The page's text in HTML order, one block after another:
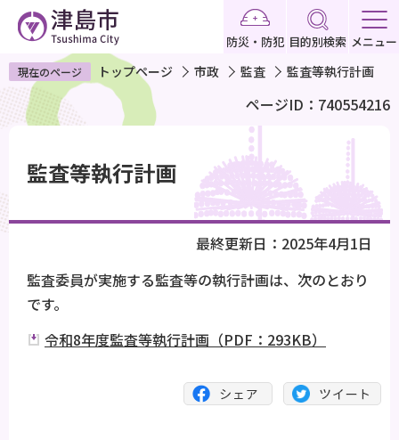
ペ
ー
ジ
で
す
防災・防犯 目的別検索 メニュー
現在のページ トップページ 市政 監査 監査等執行計画
ページID：740554216
監査等執行計画
最終更新日：2025年4月1日
監査委員が実施する監査等の執行計画は、次のとおり
です。
令和8年度監査等執行計画（PDF：293KB）